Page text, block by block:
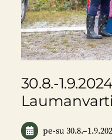
30.8.-
pe-su 30.8.–